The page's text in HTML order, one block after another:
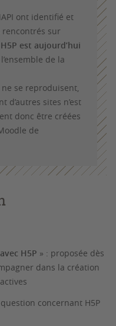
ont identifié et
sur
est aujourd’hui
de la
se reproduisent,
d’autres sites n’est
donc être créées
de
H5P » : proposée dès
dans la création
concernant H5P